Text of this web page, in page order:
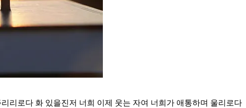
리로다 화 있을진저 너희 이제 웃는 자여 너희가 애통하며 울리로다